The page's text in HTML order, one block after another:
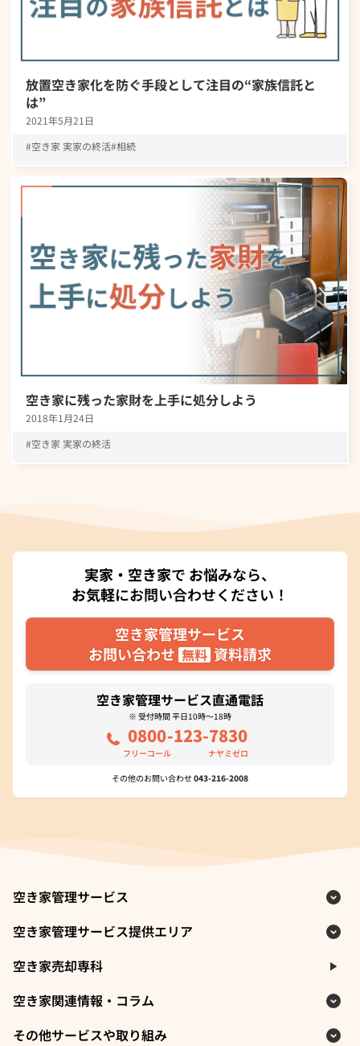
放置空き家化を防ぐ手段として注目の“家族信託と
は”
2021年5月21日
空き家 実家の終活 相続
空き家に残った家財を上手に処分しよう
2018年1月24日
空き家 実家の終活
実家・空き家で お悩みなら、
お気軽にお問い合わせください！
空き家管理サービス
お問い合わせ 無料 資料請求
空き家管理サービス直通電話
※ 受付時間 平日10時～18時
0800
フリーコール
-123-7830
ナヤミゼロ
その他のお問い合わせ043-216-2008
空き家管理サービス
空き家管理サービス提供エリア
空き家売却専科
空き家関連情報・コラム
その他サービスや取り組み